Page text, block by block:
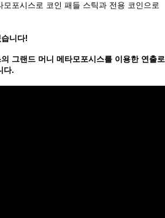
포시스로 코인 패들 스틱과 전용 코인으로
니다!
그랜드 머니 메타모포시스를 이용한 연출로
다.